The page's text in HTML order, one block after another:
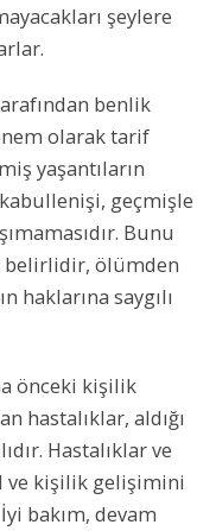
şeylere
benlik
olarak tarif
yaşantıların
geçmişle
Bunu
belirlidir, ölümden
haklarına saygılı
önceki kişilik
hastalıklar, aldığı
Hastalıklar ve
ve kişilik gelişimini
bakım, devam